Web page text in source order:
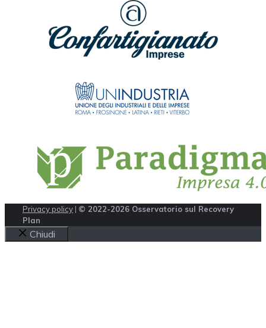
Privacy policy | © 2022-2026 Osservatorio sul Recovery
Plan
Chiudi